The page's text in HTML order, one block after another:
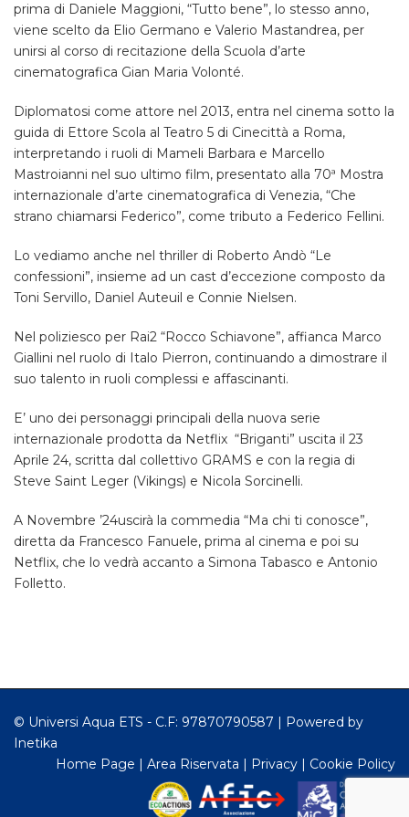
prima di Daniele Maggioni, “Tutto bene”, lo stesso anno,
viene scelto da Elio Germano e Valerio Mastandrea, per
unirsi al corso di recitazione della Scuola d’arte
cinematografica Gian Maria Volonté.
Diplomatosi come attore nel 2013, entra nel cinema sotto la
guida di Ettore Scola al Teatro 5 di Cinecittà a Roma,
interpretando i ruoli di Mameli Barbara e Marcello
Mastroianni nel suo ultimo film, presentato alla 70ª Mostra
internazionale d’arte cinematografica di Venezia, “Che
strano chiamarsi Federico”, come tributo a Federico Fellini.
Lo vediamo anche nel thriller di Roberto Andò “Le
confessioni”, insieme ad un cast d’eccezione composto da
Toni Servillo, Daniel Auteuil e Connie Nielsen.
Nel poliziesco per Rai2 “Rocco Schiavone”, affianca Marco
Giallini nel ruolo di Italo Pierron, continuando a dimostrare il
suo talento in ruoli complessi e affascinanti.
E’ uno dei personaggi principali della nuova serie
internazionale prodotta da Netflix “Briganti” uscita il 23
Aprile 24, scritta dal collettivo GRAMS e con la regia di
Steve Saint Leger (Vikings) e Nicola Sorcinelli.
A Novembre ’24uscirà la commedia “Ma chi ti conosce”,
diretta da Francesco Fanuele, prima al cinema e poi su
Netflix, che lo vedrà accanto a Simona Tabasco e Antonio
Folletto.
© Universi Aqua ETS - C.F: 97870790587 | Powered by
Inetika
Home Page | Area Riservata | Privacy | Cookie Policy